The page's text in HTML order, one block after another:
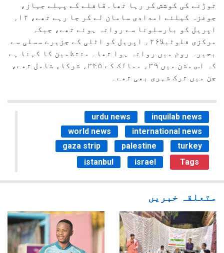
توڑنے کی کوشش کر رہا تھا۔قافلے کے پہلے جہاز،
اپریل کو بارسلونا سے روانہ ہوئے تھے، جبکہ
مرکزی فلوٹیلا۲۶؍ اپریل کو اٹلی کے جزیرے سسلی سے
بحیرہ روم میں روانہ ہوا تھا۔ منتظمین کا کہنا ہے
کہ اس مشن میں ۳۹؍ ممالک کے ۳۴۵؍ شرکاء شامل تھے،
جن میں ترک شہری بھی تھے۔
urdu news
inquilab news
world news
international news
gaza strip
palestine
turkey
istanbul
israel Tags
متعلقہ خبریں